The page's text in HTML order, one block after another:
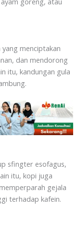
menciptakan
dan mendorong
itu, kandungan gula
sfingter esofagus,
itu, kopi juga
gejala
terhadap kafein.